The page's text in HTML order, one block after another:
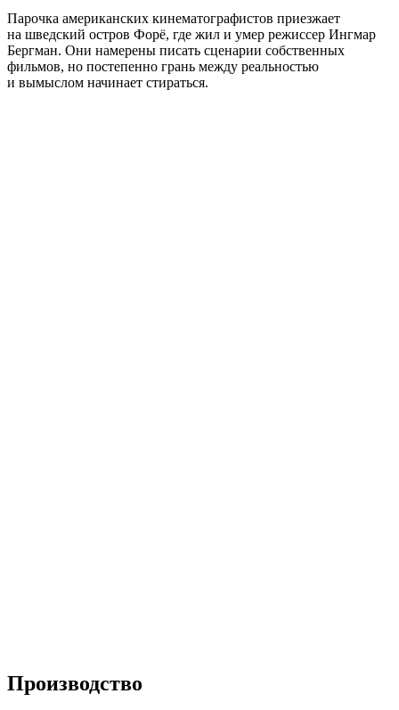
Парочка американских кинематографистов приезжает
на шведский остров Форё, где жил и умер режиссер Ингмар
Бергман. Они намерены писать сценарии собственных
фильмов, но постепенно грань между реальностью
и вымыслом начинает стираться.
Производство